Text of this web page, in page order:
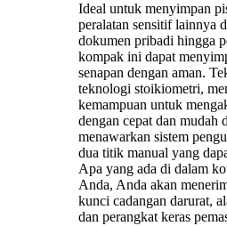
Ideal untuk menyimpan
peralatan sensitif lainnya
dokumen pribadi hingga
kompak ini dapat
senapan dengan aman.
teknologi stoikiometri,
kemampuan untuk
dengan cepat dan mudah
menawarkan sistem
dua titik manual yang
Apa yang ada di dalam
Anda, Anda akan
kunci cadangan darurat,
dan perangkat keras